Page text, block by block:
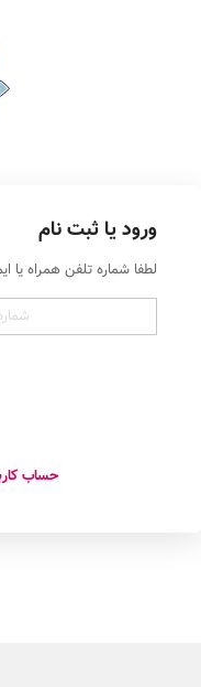
ورود یا ثبت نام
لطفا شماره تلفن همراه یا
حساب